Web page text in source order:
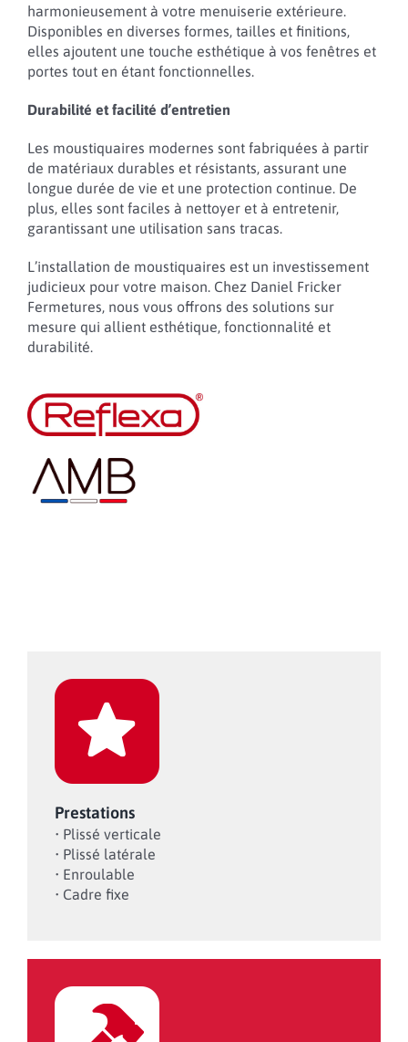
harmonieusement à votre menuiserie extérieure.
Disponibles en diverses formes, tailles et finitions,
elles ajoutent une touche esthétique à vos fenêtres et
portes tout en étant fonctionnelles.
Durabilité et facilité d’entretien
Les moustiquaires modernes sont fabriquées à partir
de matériaux durables et résistants, assurant une
longue durée de vie et une protection continue. De
plus, elles sont faciles à nettoyer et à entretenir,
garantissant une utilisation sans tracas.
L’installation de moustiquaires est un investissement
judicieux pour votre maison. Chez Daniel Fricker
Fermetures, nous vous offrons des solutions sur
mesure qui allient esthétique, fonctionnalité et
durabilité.
Prestations
• Plissé verticale
• Plissé latérale
• Enroulable
• Cadre fixe